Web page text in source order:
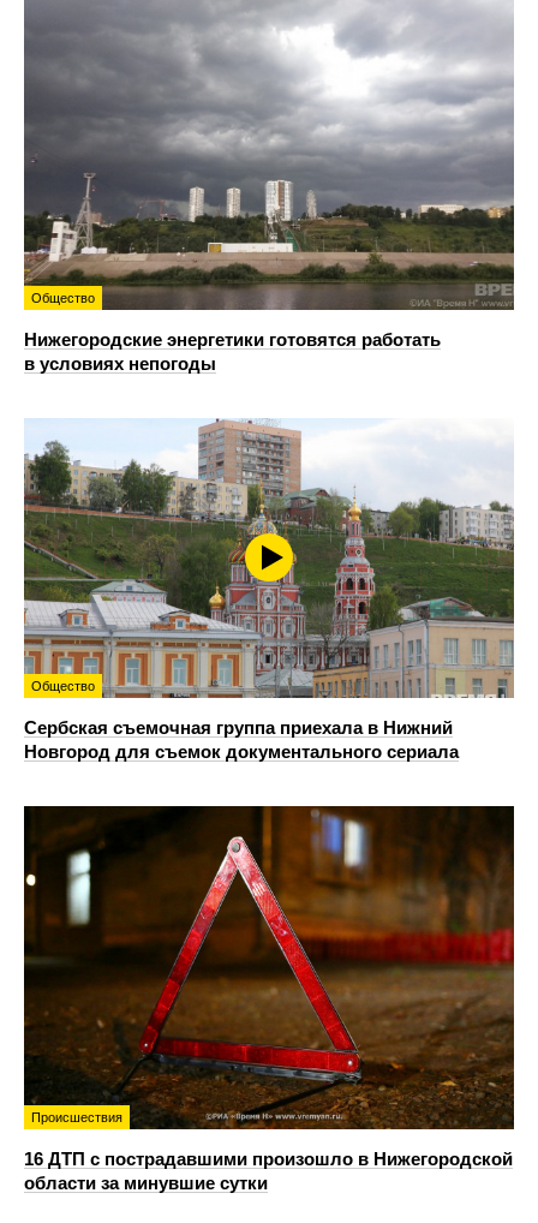
Общество
Нижегородские энергетики готовятся работать
в условиях непогоды
Общество
Сербская съемочная группа приехала в Нижний
Новгород для съемок документального сериала
Происшествия
16 ДТП с пострадавшими произошло в Нижегородской
области за минувшие сутки